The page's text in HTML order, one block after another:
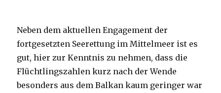
Neben dem aktuellen Engagement der
fortgesetzten Seerettung im Mittelmeer ist es
gut, hier zur Kenntnis zu nehmen, dass die
Flüchtlingszahlen kurz nach der Wende
besonders aus dem Balkan kaum geringer war